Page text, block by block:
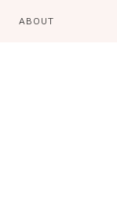
ABOUT